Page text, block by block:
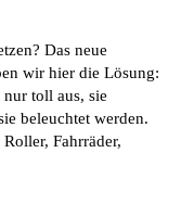
Das neue
wir hier die Lösung:
toll aus, sie
beleuchtet werden.
Fahrräder,